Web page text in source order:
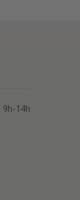
9h-14h